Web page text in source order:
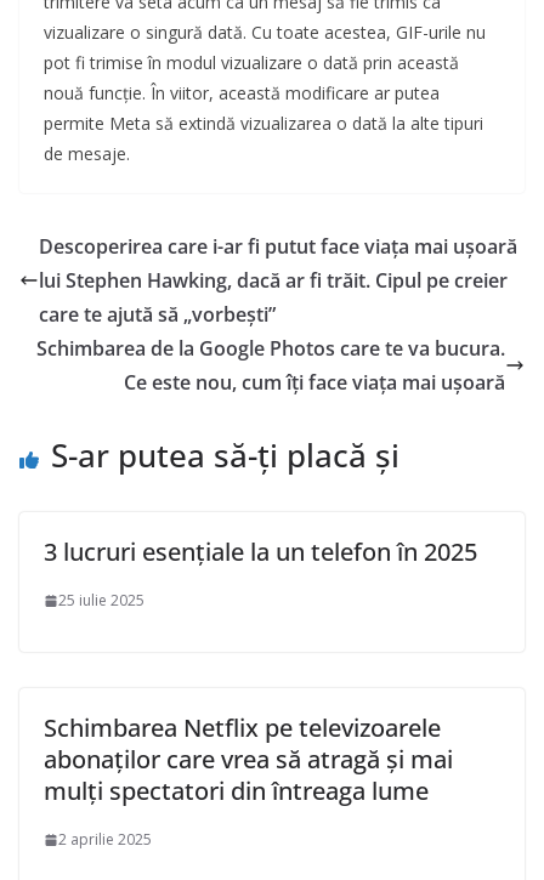
vizualizare o singură dată. Cu toate acestea, GIF-urile nu
pot fi trimise în modul vizualizare o dată prin această
nouă funcție. În viitor, această modificare ar putea
permite Meta să extindă vizualizarea o dată la alte tipuri
de mesaje.
Descoperirea care i-ar fi putut face viața mai ușoară
lui Stephen Hawking, dacă ar fi trăit. Cipul pe creier
care te ajută să „vorbești”
Schimbarea de la Google Photos care te va bucura.
Ce este nou, cum îți face viața mai ușoară
S-ar putea să-ți placă și
3 lucruri esențiale la un telefon în 2025
25 iulie 2025
Schimbarea Netflix pe televizoarele
abonaților care vrea să atragă și mai
mulți spectatori din întreaga lume
2 aprilie 2025